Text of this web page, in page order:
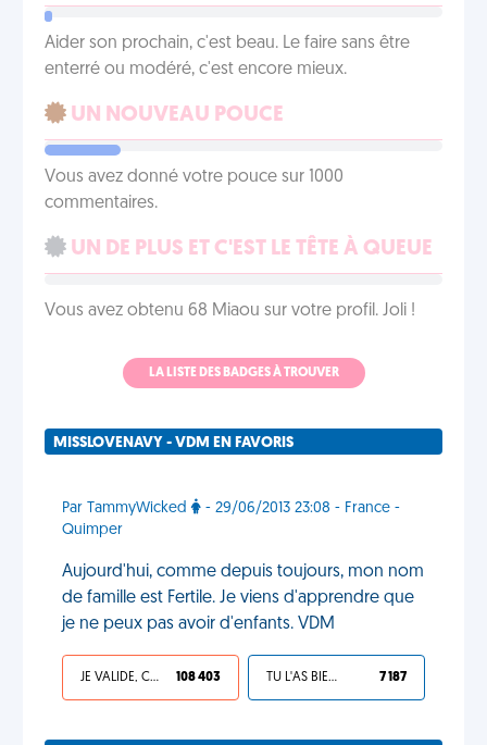
Aider son prochain, c'est beau. Le faire sans être
enterré ou modéré, c'est encore mieux.
UN NOUVEAU POUCE
Vous avez donné votre pouce sur 1000
commentaires.
UN DE PLUS ET C'EST LE TÊTE À QUEUE
Vous avez obtenu 68 Miaou sur votre profil. Joli !
LA LISTE DES BADGES À TROUVER
MISSLOVENAVY - VDM EN FAVORIS
Par TammyWicked
- 29/06/2013 23:08 - France -
Quimper
Aujourd'hui, comme depuis toujours, mon nom
de famille est Fertile. Je viens d'apprendre que
je ne peux pas avoir d'enfants. VDM
JE VALIDE, C'EST UNE VDM 108 403 TU L'AS BIEN MÉRITÉ 7 187